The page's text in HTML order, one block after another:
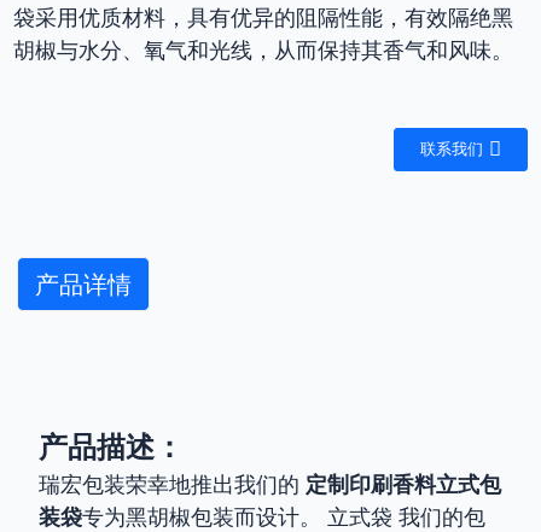
袋采用优质材料，具有优异的阻隔性能，有效隔绝黑
胡椒与水分、氧气和光线，从而保持其香气和风味。
联系我们
产品详情
产品描述：
瑞宏包装荣幸地推出我们的 定制印刷香料立式包
装袋专为黑胡椒包装而设计。 立式袋 我们的包